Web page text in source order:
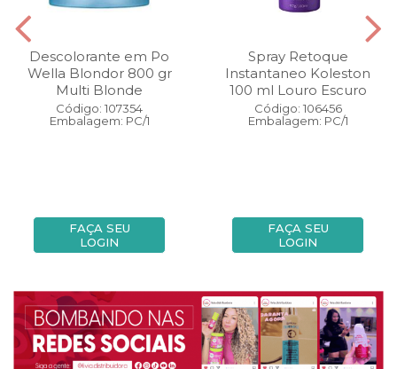
Descolorante em Po
Wella Blondor 800 gr
Multi Blonde
Código: 107354
Embalagem: PC/1
FAÇA SEU
LOGIN
Spray Retoque
Instantaneo Koleston
100 ml Louro Escuro
Código: 106456
Embalagem: PC/1
FAÇA SEU
LOGIN